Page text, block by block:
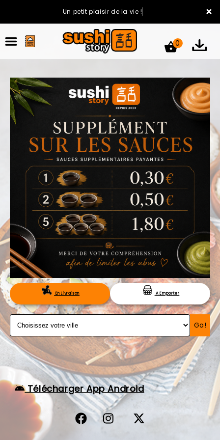
×
Un petit plaisir de la vie !
ACCUEIL
LA CARTE
VOTRE COMPTE
NOTRE RESTAURANT
VOS AVIS
MENTIONS LÉGALES
C.G.V
RÉSERVATION
0
En Livraison A Emporter
Go!
Télécharger App Android